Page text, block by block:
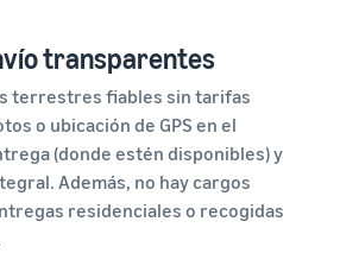
transparentes
terrestres fiables sin tarifas
o ubicación de GPS en el
(donde estén disponibles) y
Además, no hay cargos
residenciales o recogidas